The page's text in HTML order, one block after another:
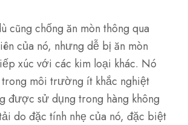
cũng chống ăn mòn thông qua
của nó, nhưng dễ bị ăn mòn
xúc với các kim loại khác. Nó
môi trường ít khắc nghiệt
được sử dụng trong hàng không
do đặc tính nhẹ của nó, đặc biệt